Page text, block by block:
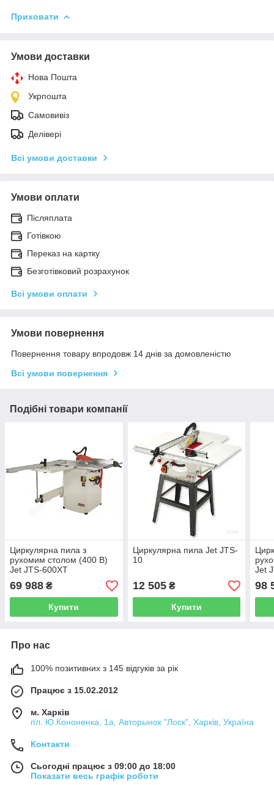
Приховати
Умови доставки
Нова Пошта
Укрпошта
Самовивіз
Делівері
Всі умови доставки
Умови оплати
Післяплата
Готівкою
Переказ на картку
Безготівковий розрахунок
Всі умови оплати
Умови повернення
Повернення товару впродовж 14 днів за домовленістю
Всі умови повернення
Подібні товари компанії
Циркулярна пила з
рухомим столом (400 В)
Jet JTS-600XT
69 988 ₴
Купити
Циркулярна пила Jet JTS-
10
12 505₴
Купити
Jet
98
Про нас
100% позитивних з 145 відгуків за рік
Працює з 15.02.2012
м. Харків
пл. Ю.Кононенка, 1а, Авторынок "Лоск", Харків, Україна
Контакти
Сьогодні працює з 09:00 до 18:00
Показати весь графік роботи